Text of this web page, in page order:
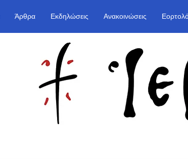
Άρθρα Εκδηλώσεις Ανακοινώσεις